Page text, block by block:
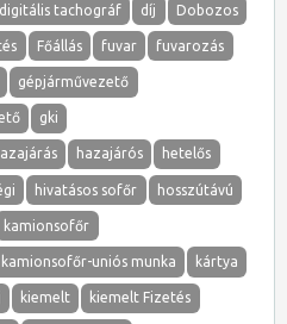
digitális tachográf díj Dobozos
Főállás fuvar fuvarozás
gépjárművezető
gki
hazajárós hetelős
hivatásos sofőr hosszútávú
kamionsofőr
kamionsofőr-uniós munka kártya
kiemelt kiemelt Fizetés